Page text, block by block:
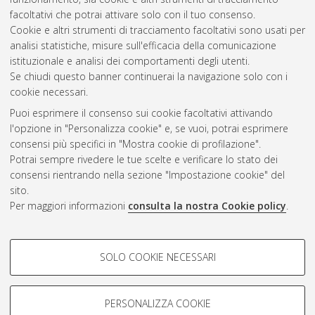
facoltativi che potrai attivare solo con il tuo consenso.
Cookie e altri strumenti di tracciamento facoltativi sono usati per
analisi statistiche, misure sull'efficacia della comunicazione
istituzionale e analisi dei comportamenti degli utenti.
Se chiudi questo banner continuerai la navigazione solo con i
cookie necessari.
Puoi esprimere il consenso sui cookie facoltativi attivando
l'opzione in "Personalizza cookie" e, se vuoi, potrai esprimere
consensi più specifici in "Mostra cookie di profilazione".
Potrai sempre rivedere le tue scelte e verificare lo stato dei
consensi rientrando nella sezione "Impostazione cookie" del
sito.
Per maggiori informazioni consulta la nostra Cookie policy.
COOKIE DI PROFILAZIONE -
Si tratta di cookie utilizzati per analizzare le caratteristiche della
navigazione degli utenti, creare profili in base al loro comportamento
SOLO COOKIE NECESSARI
PERSONALIZZA COOKIE
2014 (1)
2013(2)
2011(3)
2010(1)
Atom
Rss 1.0
Rss 2.0
AMS Laurea
Impostazioni Cookie
Informativa sulla privacy
Condizioni d’uso del sito